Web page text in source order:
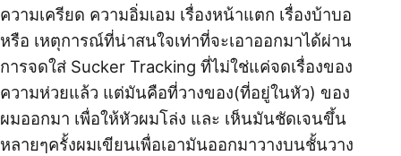
ความเครียด ความอิ่มเอม เรื่องหน้าแตก เรื่องบ้าบอ
หรือ เหตุการณ์ที่น่าสนใจเท่าที่จะเอาออกมาได้ผ่าน
การจดใส่ Sucker Tracking ที่ไม่ใช่แค่จดเรื่องของ
ความห่วยแล้ว แต่มันคือที่วางของ(ที่อยู่ในหัว) ของ
ผมออกมา เพื่อให้หัวผมโล่ง และ เห็นมันชัดเจนขึ้น
หลายๆครั้งผมเขียนเพื่อเอามันออกมาวางบนชั้นวาง